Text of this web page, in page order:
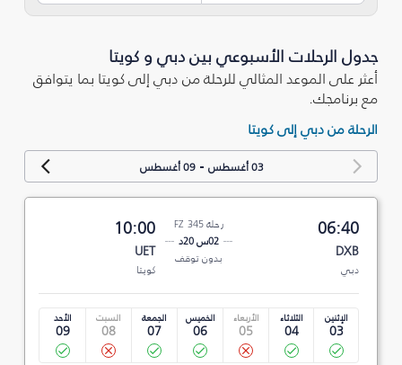
جدول الرحلات الأسبوعي بين دبي و كويتا
أعثر على الموعد المثالي للرحلة من دبي إلى كويتا بما يتوافق
مع برنامجك.
الرحلة من دبي إلى كويتا
03 أغسطس -09 أغسطس
06:40
DXB
دبي
رحلة FZ 345
02س 20د
بدون توقف
10:00
UET
كويتا
الإثنين
03
الثلاثاء
04
الأربعاء
05
الخميس
06
الجمعة
07
السبت
08
الأحد
09